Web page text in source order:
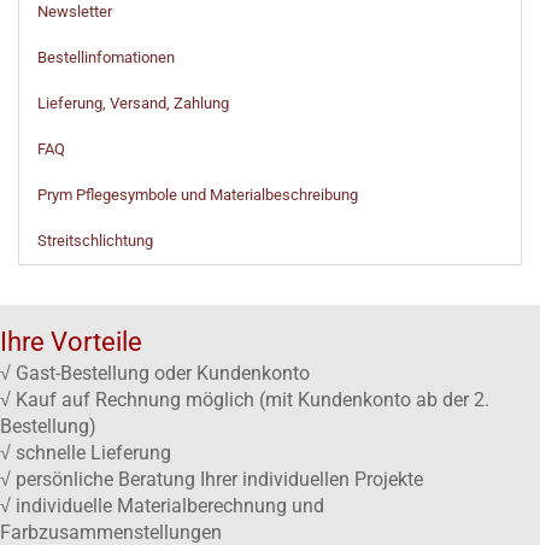
Newsletter
Bestellinfomationen
Lieferung, Versand, Zahlung
FAQ
Prym Pflegesymbole und Materialbeschreibung
Streitschlichtung
Ihre Vorteile
√ Gast-Bestellung oder Kundenkonto
√ Kauf auf Rechnung möglich (mit Kundenkonto ab der 2.
Bestellung)
√ schnelle Lieferung
√ persönliche Beratung Ihrer individuellen Projekte
√ individuelle Materialberechnung und
Farbzusammenstellungen